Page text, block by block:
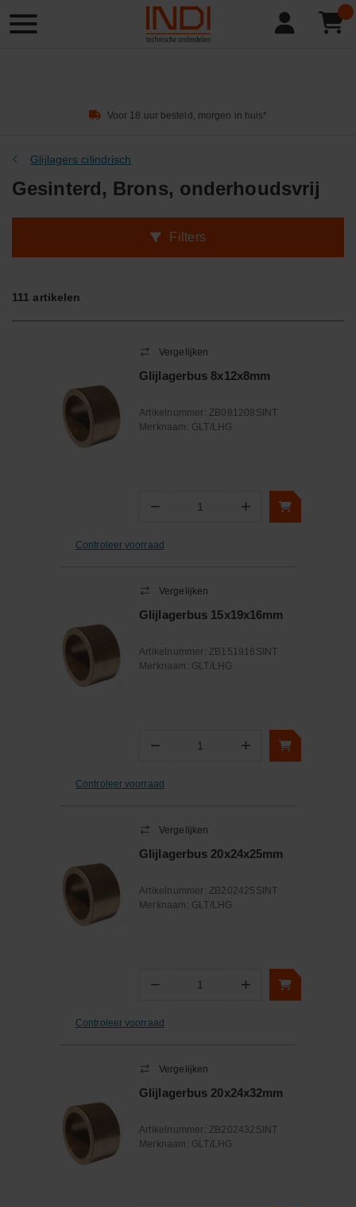
Product
zoeken
Voor 18 uur besteld, morgen in huis*
Glijlagers cilindrisch
Gesinterd, Brons, onderhoudsvrij
Filters
111 artikelen
Vergelijken
Glijlagerbus 8x12x8mm
Artikelnummer: ZB081208SINT
Merknaam: GLT/LHG
− Aantal +
Controleer voorraad
Vergelijken
Glijlagerbus 15x19x16mm
Artikelnummer: ZB151916SINT
Merknaam: GLT/LHG
− Aantal +
Controleer voorraad
Vergelijken
Glijlagerbus 20x24x25mm
Artikelnummer: ZB202425SINT
Merknaam: GLT/LHG
− Aantal +
Controleer voorraad
Vergelijken
Glijlagerbus 20x24x32mm
Artikelnummer: ZB202432SINT
Merknaam: GLT/LHG